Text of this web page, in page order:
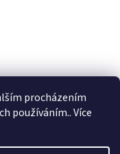
procházením
používáním.. Více